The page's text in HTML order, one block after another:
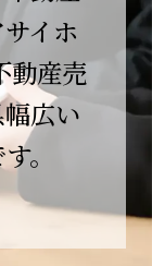
たの
客様、お
、そして
のおか
す。
びをい
ません。
イホ
動産売
広い
。